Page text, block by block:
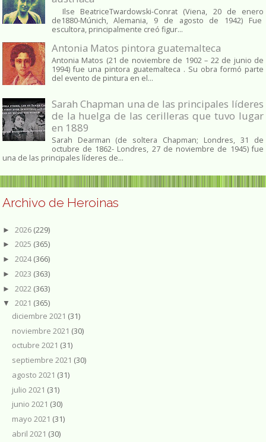
Ilse BeatriceTwardowski-Conrat (Viena, 20 de enero
de1880-Múnich, Alemania, 9 de agosto de 1942) Fue
escultora, principalmente creó figur...
Antonia Matos pintora guatemalteca
Antonia Matos (21 de noviembre de 1902 – 22 de junio de
1994) fue una pintora guatemalteca . Su obra formó parte
del evento de pintura en el...
Sarah Chapman una de las principales líderes
de la huelga de las cerilleras que tuvo lugar
en 1889
Sarah Dearman (de soltera Chapman; Londres, 31 de
octubre de 1862​- Londres, 27 de noviembre de 1945)​ fue
una de las principales líderes de...
Archivo de Heroinas
► 2026 (229)
► 2025 (365)
► 2024(366)
► 2023 (363)
► 2022 (363)
▼ 2021 (365)
diciembre 2021 (31)
noviembre 2021 (30)
octubre 2021 (31)
septiembre 2021 (30)
agosto 2021 (31)
julio 2021 (31)
junio 2021 (30)
mayo 2021 (31)
abril 2021 (30)